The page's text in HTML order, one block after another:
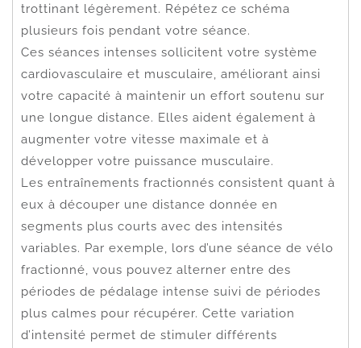
trottinant légèrement. Répétez ce schéma
plusieurs fois pendant votre séance.
Ces séances intenses sollicitent votre système
cardiovasculaire et musculaire, améliorant ainsi
votre capacité à maintenir un effort soutenu sur
une longue distance. Elles aident également à
augmenter votre vitesse maximale et à
développer votre puissance musculaire.
Les entraînements fractionnés consistent quant à
eux à découper une distance donnée en
segments plus courts avec des intensités
variables. Par exemple, lors d’une séance de vélo
fractionné, vous pouvez alterner entre des
périodes de pédalage intense suivi de périodes
plus calmes pour récupérer. Cette variation
d’intensité permet de stimuler différents